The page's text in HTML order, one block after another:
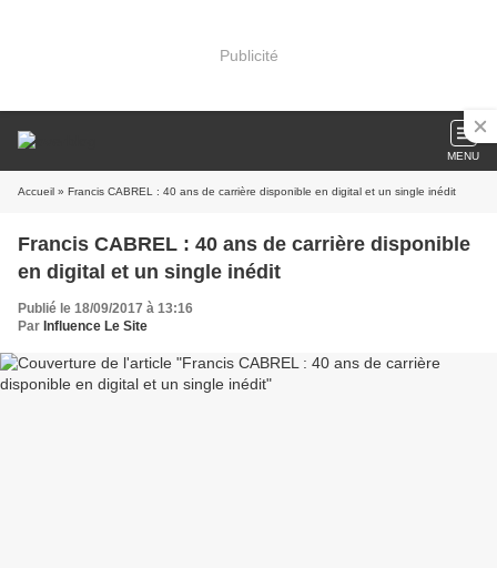
Publicité
MENU
Accueil » Francis CABREL : 40 ans de carrière disponible en digital et un single inédit
Francis CABREL : 40 ans de carrière disponible
en digital et un single inédit
Publié le 18/09/2017 à 13:16
Par Influence Le Site